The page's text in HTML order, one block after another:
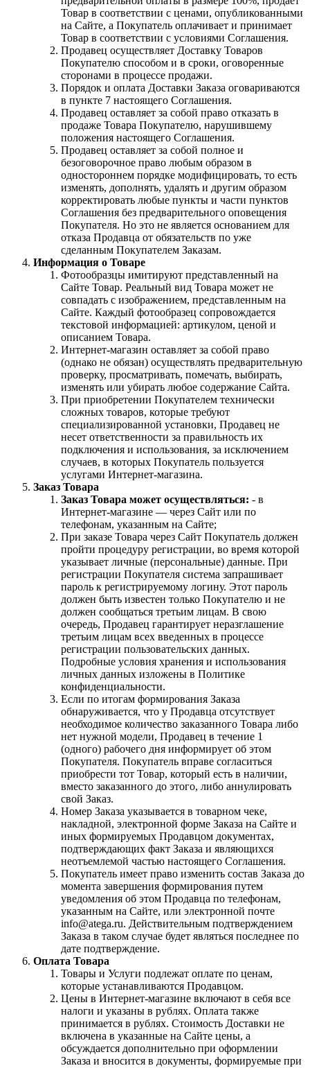
Товар в соответствии с ценами, опубликованными
на Сайте, а Покупатель оплачивает и принимает
Товар в соответствии с условиями Соглашения.
Продавец осуществляет Доставку Товаров
Покупателю способом и в сроки, оговоренные
сторонами в процессе продажи.
Порядок и оплата Доставки Заказа оговариваются
в пункте 7 настоящего Соглашения.
Продавец оставляет за собой право отказать в
продаже Товара Покупателю, нарушившему
положения настоящего Соглашения.
Продавец оставляет за собой полное и
безоговорочное право любым образом в
одностороннем порядке модифицировать, то есть
изменять, дополнять, удалять и другим образом
корректировать любые пункты и части пунктов
Соглашения без предварительного оповещения
Покупателя. Но это не является основанием для
отказа Продавца от обязательств по уже
сделанным Покупателем Заказам.
Информация о Товаре
Фотообразцы имитируют представленный на
Сайте Товар. Реальный вид Товара может не
совпадать с изображением, представленным на
Сайте. Каждый фотообразец сопровождается
текстовой информацией: артикулом, ценой и
описанием Товара.
Интернет-магазин оставляет за собой право
(однако не обязан) осуществлять предварительную
проверку, просматривать, помечать, выбирать,
изменять или убирать любое содержание Сайта.
При приобретении Покупателем технически
сложных товаров, которые требуют
специализированной установки, Продавец не
несет ответственности за правильность их
подключения и использования, за исключением
случаев, в которых Покупатель пользуется
услугами Интернет-магазина.
Заказ Товара
Заказ Товара может осуществляться: - в
Интернет-магазине — через Сайт или по
телефонам, указанным на Сайте;
При заказе Товара через Сайт Покупатель должен
пройти процедуру регистрации, во время которой
указывает личные (персональные) данные. При
регистрации Покупателя система запрашивает
пароль к регистрируемому логину. Этот пароль
должен быть известен только Покупателю и не
должен сообщаться третьим лицам. В свою
очередь, Продавец гарантирует неразглашение
третьим лицам всех введенных в процессе
регистрации пользовательских данных.
Подробные условия хранения и использования
личных данных изложены в Политике
конфиденциальности.
Если по итогам формирования Заказа
обнаруживается, что у Продавца отсутствует
необходимое количество заказанного Товара либо
нет нужной модели, Продавец в течение 1
(одного) рабочего дня информирует об этом
Покупателя. Покупатель вправе согласиться
приобрести тот Товар, который есть в наличии,
вместо заказанного до этого, либо аннулировать
свой Заказ.
Номер Заказа указывается в товарном чеке,
накладной, электронной форме Заказа на Сайте и
иных формируемых Продавцом документах,
подтверждающих факт Заказа и являющихся
неотъемлемой частью настоящего Соглашения.
Покупатель имеет право изменить состав Заказа до
момента завершения формирования путем
уведомления об этом Продавца по телефонам,
указанным на Сайте, или электронной почте
info@atega.ru. Действительным подтверждением
Заказа в таком случае будет являться последнее по
дате подтверждение.
Оплата Товара
Товары и Услуги подлежат оплате по ценам,
которые устанавливаются Продавцом.
Цены в Интернет-магазине включают в себя все
налоги и указаны в рублях. Оплата также
принимается в рублях. Стоимость Доставки не
включена в указанные на Сайте цены, а
обсуждается дополнительно при оформлении
Заказа и вносится в документы, формируемые при